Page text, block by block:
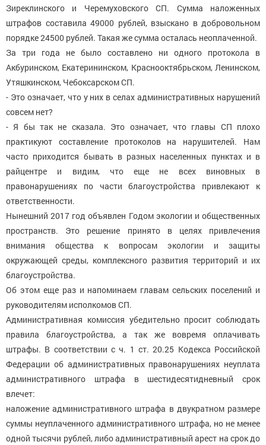
Зиреклинского и Черемуховского СП. Сумма наложенных
штрафов составила 49000 рублей, взыскано в добровольном
порядке 24500 рублей. Такая же сумма осталась неоплаченной.
За три года не было составлено ни одного протокола в
Акбуринском, Екатерининском, Краснооктябрьском, Ленинском,
Утяшкинском, Чебоксарском СП.
- Это означает, что у них в селах административных нарушений
совсем нет?
- Я бы так не сказала. Это означает, что главы СП плохо
практикуют составление протоколов на нарушителей. Нам
часто приходится бывать в разных населенных пунктах и в
райцентре и видим, что еще не всех виновных в
правонарушениях по части благоустройства привлекают к
ответственности.
Нынешний 2017 год объявлен Годом экологии и общественных
пространств. Это решение принято в целях привлечения
внимания общества к вопросам экологии и защиты
окружающей среды, комплексного развития территорий и их
благоустройства.
Об этом еще раз и напоминаем главам сельских поселений и
руководителям исполкомов СП.
Административная комиссия убедительно просит соблюдать
правила благоустройства, а так же вовремя оплачивать
штрафы. В соответствии с ч. 1 ст. 20.25 Кодекса Российской
Федерации об административных правонарушениях неуплата
административного штрафа в шестидесятидневный срок
влечет:
наложение административного штрафа в двукратном размере
суммы неуплаченного административного штрафа, но не менее
одной тысячи рублей, либо административный арест на срок до